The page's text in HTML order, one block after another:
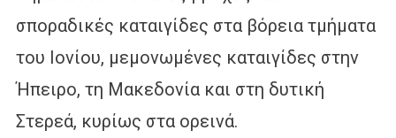
σποραδικές καταιγίδες στα βόρεια τμήματα
του Ιονίου, μεμονωμένες καταιγίδες στην
Ήπειρο, τη Μακεδονία και στη δυτική
Στερεά, κυρίως στα ορεινά.